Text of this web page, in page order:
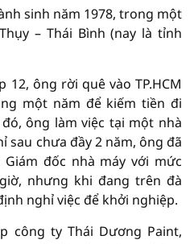
sinh năm 1978, trong một
– Thái Bình (nay là tỉnh
ông rời quê vào TP.HCM
một năm để kiếm tiền đi
ông làm việc tại một nhà
sau chưa đầy 2 năm, ông đã
đốc nhà máy với mức
nhưng khi đang trên đà
nghỉ việc để khởi nghiệp.
công ty Thái Dương Paint,